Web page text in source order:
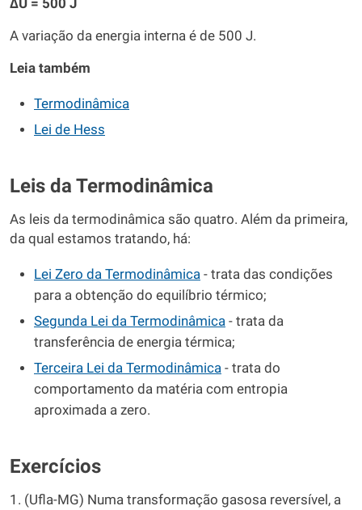
ΔU = 500 J
A variação da energia interna é de 500 J.
Leia também
Termodinâmica
Lei de Hess
Leis da Termodinâmica
As leis da termodinâmica são quatro. Além da primeira,
da qual estamos tratando, há:
Lei Zero da Termodinâmica - trata das condições
para a obtenção do equilíbrio térmico;
Segunda Lei da Termodinâmica - trata da
transferência de energia térmica;
Terceira Lei da Termodinâmica - trata do
comportamento da matéria com entropia
aproximada a zero.
Exercícios
1. (Ufla-MG) Numa transformação gasosa reversível, a